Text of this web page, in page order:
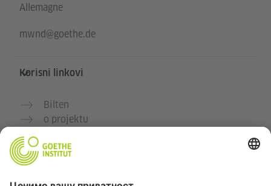
Allemagne
mwnd@goethe.de
Korisni linkovi
Bilten
o projektu